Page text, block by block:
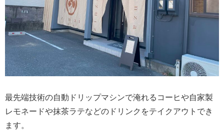
最先端技術の自動ドリップマシンで淹れるコーヒや自家製
レモネードや抹茶ラテなどのドリンクをテイクアウトでき
ます。